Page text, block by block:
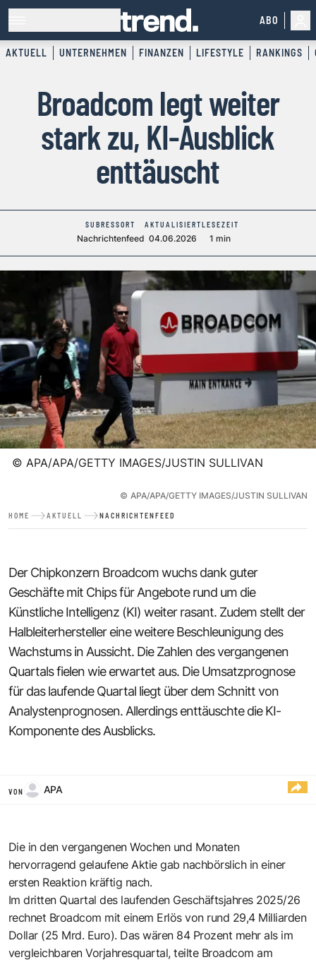
ABO
AKTUELL UNTERNEHMEN FINANZEN LIFESTYLE RANKINGS
Broadcom legt weiter
stark zu, KI-Ausblick
enttäuscht
SUBRESSORT
Nachrichtenfeed
AKTUALISIERT
04.06.2026
LESEZEIT
1 min
© APA/APA/GETTY IMAGES/JUSTIN SULLIVAN
© APA/APA/GETTY IMAGES/JUSTIN SULLIVAN
HOME AKTUELL NACHRICHTENFEED
Der Chipkonzern Broadcom wuchs dank guter
Geschäfte mit Chips für Angebote rund um die
Künstliche Intelligenz (KI) weiter rasant. Zudem stellt der
Halbleiterhersteller eine weitere Beschleunigung des
Wachstums in Aussicht. Die Zahlen des vergangenen
Quartals fielen wie erwartet aus. Die Umsatzprognose
für das laufende Quartal liegt über dem Schnitt von
Analystenprognosen. Allerdings enttäuschte die KI-
Komponente des Ausblicks.
VON APA
Die in den vergangenen Wochen und Monaten
hervorragend gelaufene Aktie gab nachbörslich in einer
ersten Reaktion kräftig nach.
Im dritten Quartal des laufenden Geschäftsjahres 2025/26
rechnet Broadcom mit einem Erlös von rund 29,4 Milliarden
Dollar (25 Mrd. Euro). Das wären 84 Prozent mehr als im
vergleichbaren Vorjahresquartal, teilte Broadcom am